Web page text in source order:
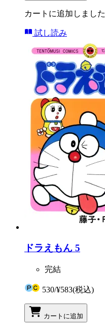
カートに追加しました
試し読み
ドラえもん 5
完結
530/¥583(税込)
カートに追加